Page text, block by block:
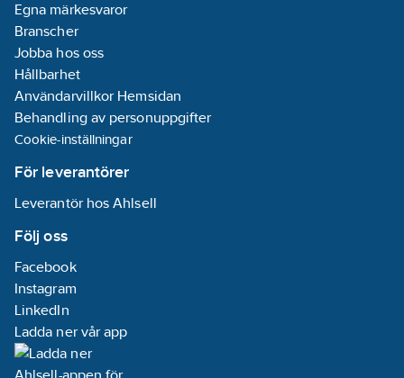
Egna märkesvaror
Branscher
Jobba hos oss
Hållbarhet
Användarvillkor Hemsidan
Behandling av personuppgifter
Cookie-inställningar
För leverantörer
Leverantör hos Ahlsell
Följ oss
Facebook
Instagram
LinkedIn
Ladda ner vår app